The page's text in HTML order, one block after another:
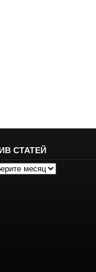
СТАТЕЙ